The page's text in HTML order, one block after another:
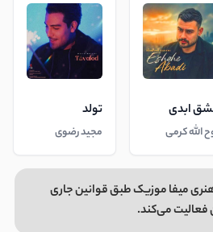
ابدی
الله کرمی
تولد
مجید رضوی
میفا موزیک طبق قوانین جاری
فعالیت می‌کند.